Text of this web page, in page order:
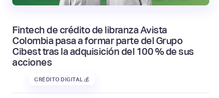
Fintech de crédito de libranza Avista
Colombia pasa a formar parte del Grupo
Cibest tras la adquisición del 100 % de sus
acciones
CRÉDITO DIGITAL 💰